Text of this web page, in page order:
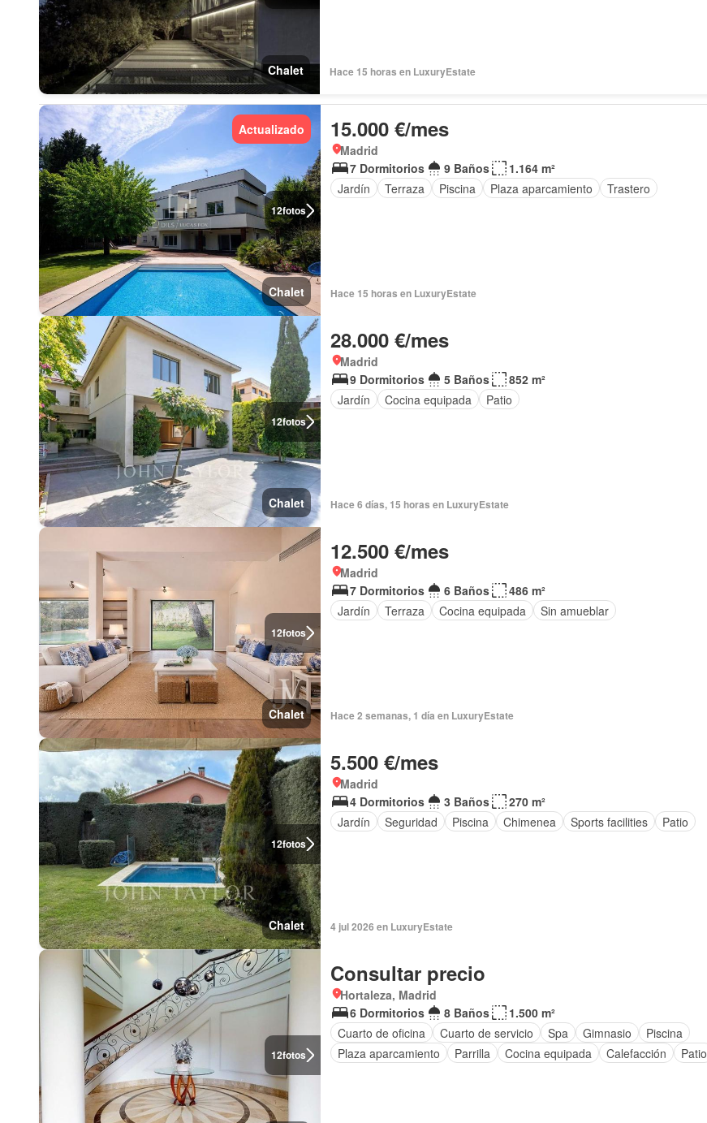
Chalet Hace 15 horas en LuxuryEstate
12fotos
Actualizado
Chalet
15.000 €/mes
Madrid
7 Dormitorios
9 Baños
1.164 m²
Jardín
Terraza Piscina Plaza aparcamiento Trastero
Hace 15 horas en LuxuryEstate
12fotos
Chalet
28.000 €/mes
Madrid
9 Dormitorios
5 Baños
852 m²
Jardín
Cocina equipada Patio
Hace 6 días, 15 horas en LuxuryEstate
12fotos
Chalet
12.500 €/mes
Madrid
7 Dormitorios
6 Baños
486 m²
Jardín
Terraza Cocina equipada Sin amueblar
Hace 2 semanas, 1 día en LuxuryEstate
12fotos
Chalet
5.500 €/mes
Madrid
4 Dormitorios
3 Baños
270 m²
Jardín
Seguridad Piscina Chimenea Sports facilities Patio
4 jul 2026 en LuxuryEstate
12fotos
Consultar precio
Hortaleza, Madrid
6 Dormitorios
8 Baños
1.500 m²
Cuarto de oficina
Cuarto de servicio Spa Gimnasio
Piscina
Plaza aparcamiento
Parrilla Cocina equipada Calefacción Patio